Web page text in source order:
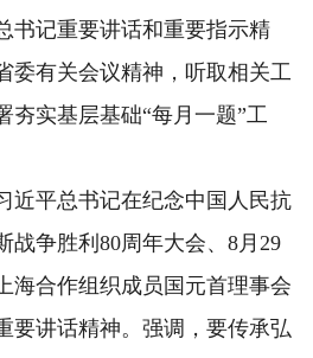
书记重要讲话和重要指示精
委有关会议精神，听取相关工
夯实基层基础“每月一题”工
平总书记在纪念中国人民抗
战争胜利80周年大会、8月29
海合作组织成员国元首理事会
要讲话精神。强调，要传承弘